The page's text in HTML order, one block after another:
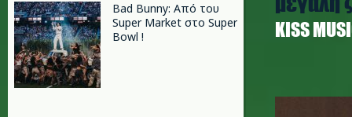
Bad Bunny: Από του
Super Market στο Super
Bowl !
ΚISS
lola-